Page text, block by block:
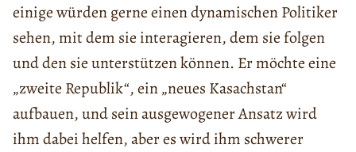
einige würden gerne einen dynamischen Politiker
sehen, mit dem sie interagieren, dem sie folgen
und den sie unterstützen können. Er möchte eine
„zweite Republik“, ein „neues Kasachstan“
aufbauen, und sein ausgewogener Ansatz wird
ihm dabei helfen, aber es wird ihm schwerer